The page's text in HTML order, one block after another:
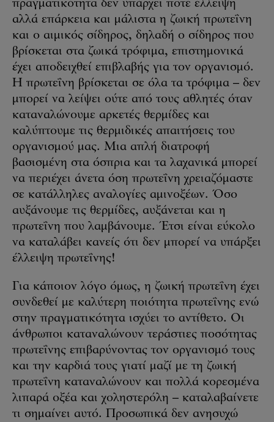
πραγματικότητα δεν υπάρχει ποτέ έλλειψη
αλλά επάρκεια και μάλιστα η ζωική πρωτεΐνη
και ο αιμικός σίδηρος, δηλαδή ο σίδηρος που
βρίσκεται στα ζωικά τρόφιμα, επιστημονικά
έχει αποδειχθεί επιβλαβής για τον οργανισμό.
Η πρωτεΐνη βρίσκεται σε όλα τα τρόφιμα – δεν
μπορεί να λείψει ούτε από τους αθλητές όταν
καταναλώνουμε αρκετές θερμίδες και
καλύπτουμε τις θερμιδικές απαιτήσεις του
οργανισμού μας. Μια απλή διατροφή
βασισμένη στα όσπρια και τα λαχανικά μπορεί
να περιέχει άνετα όση πρωτεΐνη χρειαζόμαστε
σε κατάλληλες αναλογίες αμινοξέων. Όσο
αυξάνουμε τις θερμίδες, αυξάνεται και η
πρωτεΐνη που λαμβάνουμε. Έτσι είναι εύκολο
να καταλάβει κανείς ότι δεν μπορεί να υπάρξει
έλλειψη πρωτεΐνης!
Για κάποιον λόγο όμως, η ζωική πρωτεΐνη έχει
συνδεθεί με καλύτερη ποιότητα πρωτεΐνης ενώ
στην πραγματικότητα ισχύει το αντίθετο. Οι
άνθρωποι καταναλώνουν τεράστιες ποσότητας
πρωτεΐνης επιβαρύνοντας τον οργανισμό τους
και την καρδιά τους γιατί μαζί με τη ζωική
πρωτεΐνη καταναλώνουν και πολλά κορεσμένα
λιπαρά οξέα και χοληστερόλη – καταλαβαίνετε
τι σημαίνει αυτό. Προσωπικά δεν ανησυχώ